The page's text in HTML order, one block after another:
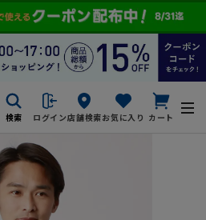
検索 ログイン店舗検索お気に入り カート